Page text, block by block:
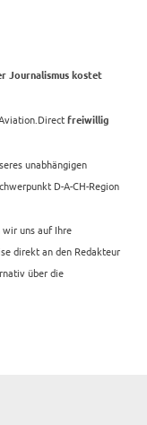
Journalismus kostet
freiwillig
unabhängigen
D-A-CH-Region
uns auf Ihre
direkt an den Redakteur
über die